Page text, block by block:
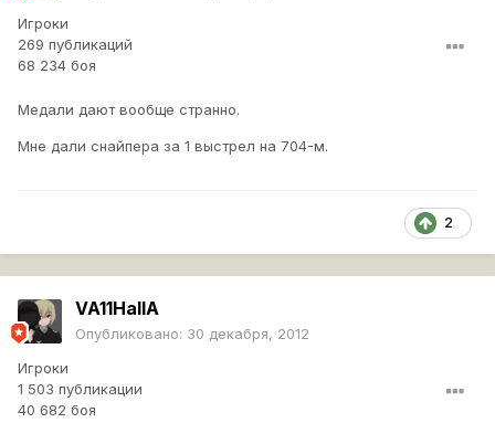
Игроки
269 публикаций
68 234 боя
Медали дают вообще странно.
Мне дали снайпера за 1 выстрел на 704-м.
2
VA11HallA
Опубликовано: 30 декабря, 2012
Игроки
1 503 публикации
40 682 боя